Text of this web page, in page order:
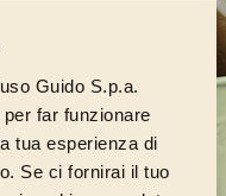
Guido S.p.a.
far funzionare
tua esperienza di
Se ci fornirai il tuo